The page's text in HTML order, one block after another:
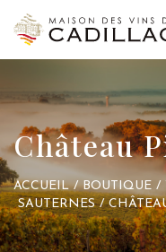
Château
ACCUEIL / BOUTIQUE /
SAUTERNES /